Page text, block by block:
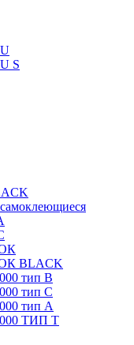
S
BLACK
тип B
тип C
тип А
ТИП Т